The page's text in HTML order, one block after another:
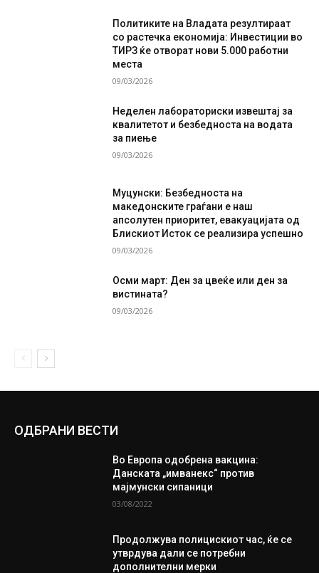
Политиките на Владата резултираат
со растечка економија: Инвестиции во
ТИРЗ ќе отворат нови 5.000 работни
места
09/03/2026
Неделен лабораториски извештај за
квалитетот и безбедноста на водата
за пиење
09/03/2026
Муцунски: Безбедноста на
македонските граѓани е наш
апсолутен приоритет, евакуацијата од
Блискиот Исток се реализира успешно
09/03/2026
Осми март: Ден за цвеќе или ден за
вистината?
09/03/2026
ОДБРАНИ ВЕСТИ
Во Европа одобрена вакцина:
Данската „имванекс“ против
мајмунски сипаници
03/08/2022
Продолжува полицискиот час, ќе се
утврдува дали се потребни
дополнителни мерки